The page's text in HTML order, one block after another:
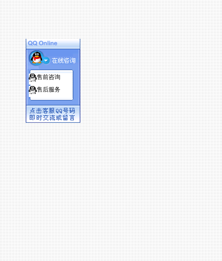
售前咨询
售后服务